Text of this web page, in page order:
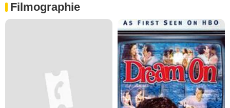
Filmographie